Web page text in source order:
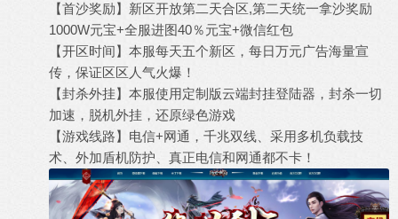
【首沙奖励】新区开放第二天合区,第二天统一拿沙奖励
1000W元宝+全服进图40％元宝+微信红包
【开区时间】本服每天五个新区，每日万元广告海量宣
传，保证区区人气火爆！
【封杀外挂】本服使用定制版云端封挂登陆器，封杀一切
加速，脱机外挂，还原绿色游戏
【游戏线路】电信+网通，千兆双线、采用多机负载技
术、外加盾机防护、真正电信和网通都不卡！